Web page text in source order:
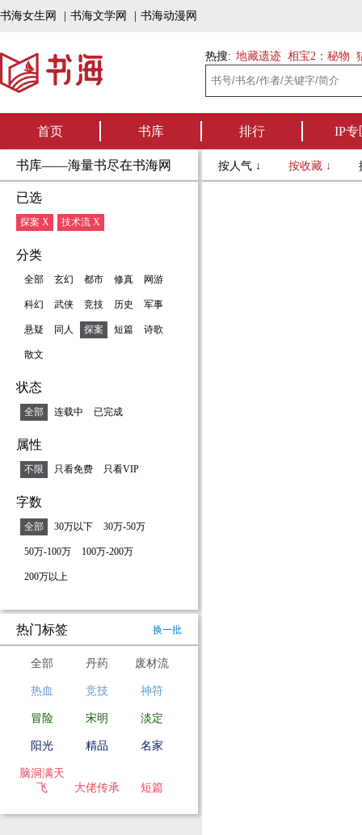
书海女生网 书海文学网 书海动漫网
热搜: 地藏遗迹 相宝2：秘物
首页 书库 排行 IP专
书库——海量书尽在书海网
已选
探案 X 技术流 X
分类
全部 玄幻 都市 修真 网游
科幻 武侠 竞技 历史 军事
悬疑 同人 探案 短篇 诗歌
散文
状态
全部 连载中 已完成
属性
不限 只看免费 只看VIP
字数
全部 30万以下 30万-50万
50万-100万 100万-200万
200万以上
热门标签 换一批
全部 丹药 废材流
热血 竞技 神符
冒险 宋明 淡定
阳光 精品 名家
脑洞满天
飞
大佬传承 短篇
按人气 ↓ 按收藏 ↓